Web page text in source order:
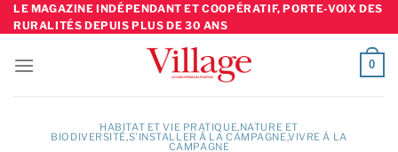
Skip
to
LE MAGAZINE INDÉPENDANT ET COOPÉRATIF, PORTE-VOIX DES
RURALITÉS DEPUIS PLUS DE 30 ANS
0
HABITAT ET VIE PRATIQUE,NATURE ET
BIODIVERSITÉ,S'INSTALLER À LA CAMPAGNE,VIVRE À LA
CAMPAGNE